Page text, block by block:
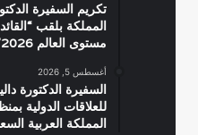
تكريم السفيرة
المملكة بلقب
مستوى العالم 2026”
أغسطس 5, 2026
السفيرة الدكتورة
المملكة العربية